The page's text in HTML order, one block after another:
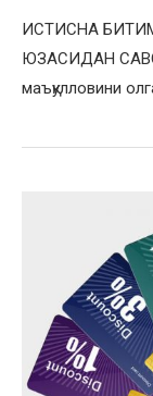
ИСТИСНА
ЮЗАСИДАН
маъқулловини